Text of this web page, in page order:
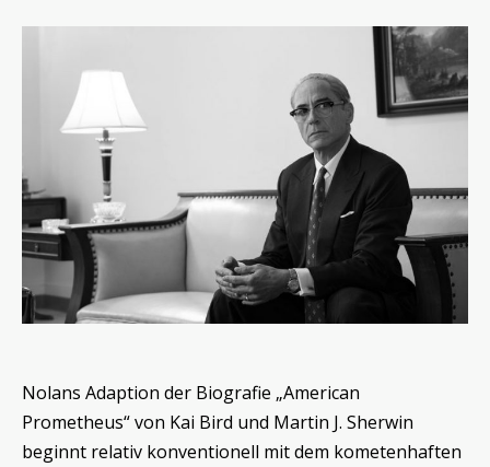
Nolans Adaption der Biografie „American
Prometheus“ von Kai Bird und Martin J. Sherwin
beginnt relativ konventionell mit dem kometenhaften